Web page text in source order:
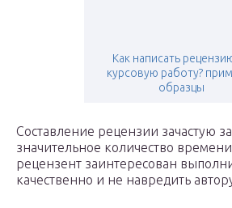
Как написать
курсовую работу?
образцы
Составление рецензии зачастую
значительное количество
рецензент заинтересован
качественно и не навредить